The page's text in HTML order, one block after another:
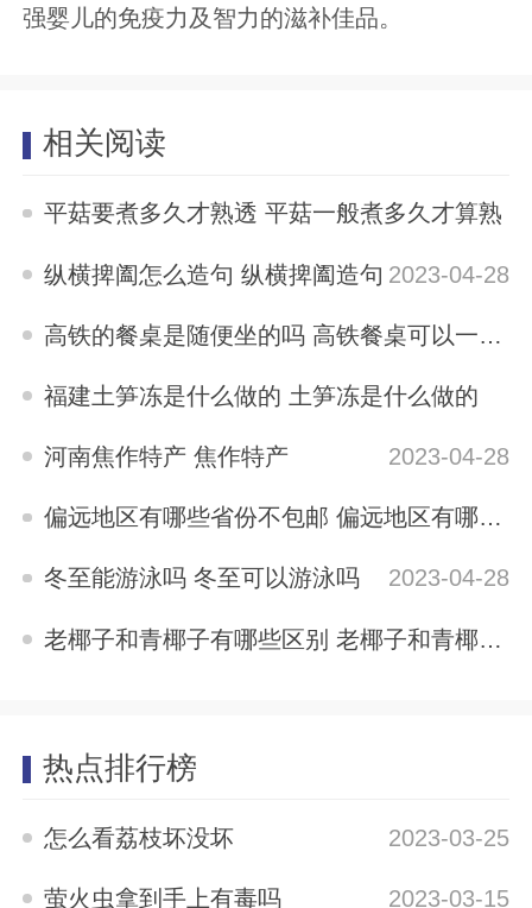
强婴儿的免疫力及智力的滋补佳品。
相关阅读
平菇要煮多久才熟透 平菇一般煮多久才算熟
纵横捭阖怎么造句 纵横捭阖造句 2023-04-28
高铁的餐桌是随便坐的吗 高铁餐桌可以一直坐吗
2023-04-28
福建土笋冻是什么做的 土笋冻是什么做的
河南焦作特产 焦作特产 2023-04-28
偏远地区有哪些省份不包邮 偏远地区有哪些省份
冬至能游泳吗 冬至可以游泳吗 2023-04-28
老椰子和青椰子有哪些区别 老椰子和青椰子的区别
热点排行榜
怎么看荔枝坏没坏 2023-03-25
萤火虫拿到手上有毒吗 2023-03-15